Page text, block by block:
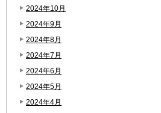
2024年10月
2024年9月
2024年8月
2024年7月
2024年6月
2024年5月
2024年4月